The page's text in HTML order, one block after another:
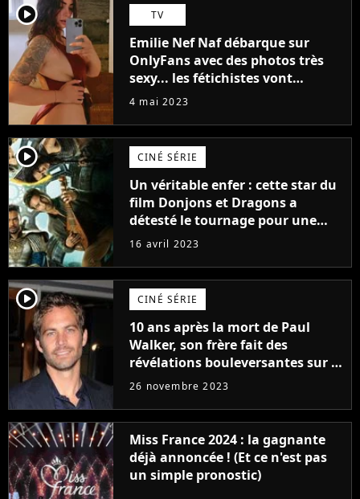
player2 TV
Emilie Nef Naf débarque sur
OnlyFans avec des photos très
sexy... les fétichistes vont
prendre leur pied !
4 mai 2023
player2 CINÉ SÉRIE
Un véritable enfer : cette star du
film Donjons et Dragons a
détesté le tournage pour une
raison très spéciale
16 avril 2023
player2 CINÉ SÉRIE
10 ans après la mort de Paul
Walker, son frère fait des
révélations bouleversantes sur la
réaction des acteurs de Fast and
26 novembre 2023
Miss France 2024 : la gagnante
déjà annoncée ! (Et ce n'est pas
un simple pronostic)